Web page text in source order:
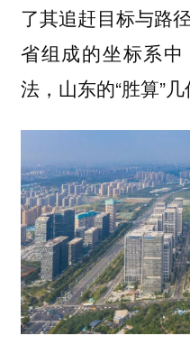
了其追赶目标与路
省组成的坐标系中
法，山东的“胜算”几